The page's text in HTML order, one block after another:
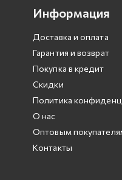
Информация
Доставка и оплата
Гарантия и возврат
Покупка в кредит
Скидки
Политика
О нас
Оптовым
Контакты